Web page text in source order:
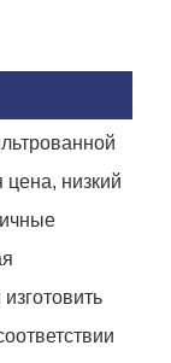
цена, низкий